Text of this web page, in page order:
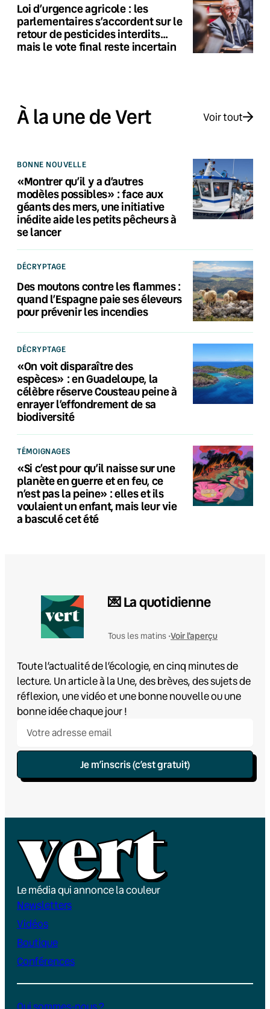
Loi d’urgence agricole : les
parlementaires s’accordent sur le
retour de pesticides interdits…
mais le vote final reste incertain
À la une de Vert Voir tout
BONNE NOUVELLE
«Montrer qu’il y a d’autres
modèles possibles» : face aux
géants des mers, une initiative
inédite aide les petits pêcheurs à
se lancer
DÉCRYPTAGE
Des moutons contre les flammes :
quand l’Espagne paie ses éleveurs
pour prévenir les incendies
DÉCRYPTAGE
«On voit disparaître des
espèces» : en Guadeloupe, la
célèbre réserve Cousteau peine à
enrayer l’effondrement de sa
biodiversité
TÉMOIGNAGES
«Si c’est pour qu’il naisse sur une
planète en guerre et en feu, ce
n’est pas la peine» : elles et ils
voulaient un enfant, mais leur vie
a basculé cet été
💌 La quotidienne
Tous les matins •Voir l'aperçu
Toute l’actualité de l’écologie, en cinq minutes de
lecture. Un article à la Une, des brèves, des sujets de
réflexion, une vidéo et une bonne nouvelle ou une
bonne idée chaque jour !
Je m’inscris (c’est gratuit)
Le média qui annonce la couleur
Newsletters
Vidéos
Boutique
Conférences
Qui sommes-nous ?